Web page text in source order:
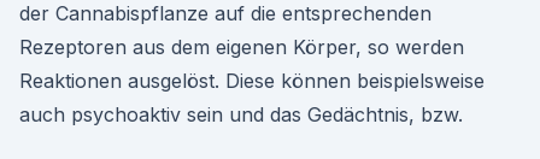
der Cannabispflanze auf die entsprechenden
Rezeptoren aus dem eigenen Körper, so werden
Reaktionen ausgelöst. Diese können beispielsweise
auch psychoaktiv sein und das Gedächtnis, bzw.